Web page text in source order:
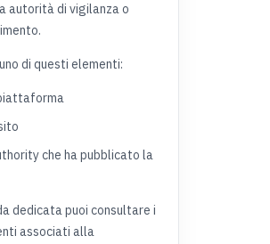
autorità di vigilanza o
di questi elementi:
che ha pubblicato la
dedicata puoi consultare i
associati alla